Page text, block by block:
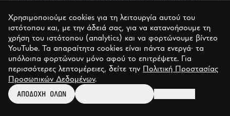
In an interview, Feder said patient confidentiality
barred her from commenting on the Underwood
case. She said her removal from the rosters of
CFIs should not bar her from continuing to
accept court appointments as a reunification
therapist because those roles are “not related at
all.” She added that the change in state law the
legislature passed this year was “bad and
ridiculous.”
Χρησιμοποιούμε cookies για τη λειτουργία αυτού του
ιστότοπου και, με την άδειά σας, για να κατανοήσουμε τη
χρήση του ιστότοπου (analytics) και να φορτώνουμε βίντεο
YouTube. Τα απαραίτητα cookies είναι πάντα ενεργά· τα
υπόλοιπα φορτώνουν μόνο αφού το επιτρέψετε. Για
περισσότερες λεπτομέρειες, δείτε την Πολιτική Προστασίας
Προσωπικών Δεδομένων.
ΑΠΟΔΟΧΗ ΟΛΩΝ